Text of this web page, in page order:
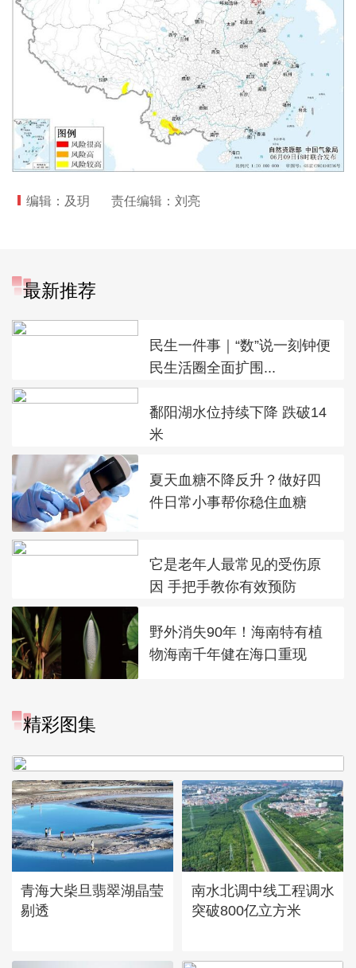
编辑：及玥 责任编辑：刘亮
最新推荐
民生一件事｜“数”说一刻钟便
民生活圈全面扩围...
鄱阳湖水位持续下降 跌破14
米
夏天血糖不降反升？做好四
件日常小事帮你稳住血糖
它是老年人最常见的受伤原
因 手把手教你有效预防
野外消失90年！海南特有植
物海南千年健在海口重现
精彩图集
“大地指纹”奏响夏夜文旅乐
青海大柴旦翡翠湖晶莹
剔透
南水北调中线工程调水
突破800亿立方米